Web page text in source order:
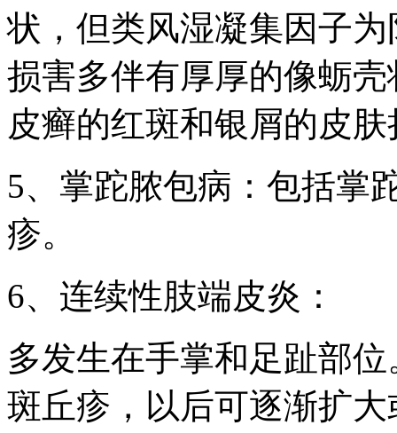
状，但类风湿凝集因子
损害多伴有厚厚的像蛎
皮癣的红斑和银屑的皮
5、掌跎脓包病：包括掌
疹。
6、连续性肢端皮炎：
多发生在手掌和足趾部
斑丘疹，以后可逐渐扩